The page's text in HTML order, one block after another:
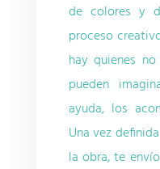
de colores y
proceso
hay quienes
pueden
ayuda, los
Una vez
la obra, te